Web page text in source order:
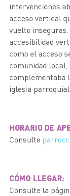
intervenciones
acceso vertical
vuelto
accesibilidad
como el acceso
comunidad
complementaba
iglesia
HORARIO DE
Consulte
CÓMO LLEGAR:
Consulte la